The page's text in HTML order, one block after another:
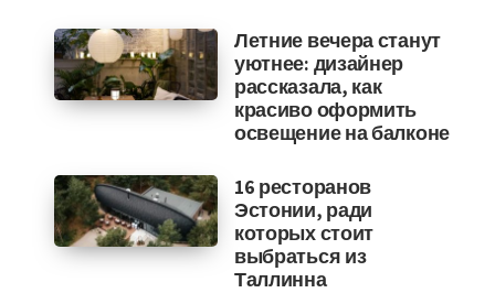
Летние вечера станут
уютнее: дизайнер
рассказала, как
красиво оформить
освещение на балконе
16 ресторанов
Эстонии, ради
которых стоит
выбраться из
Таллинна